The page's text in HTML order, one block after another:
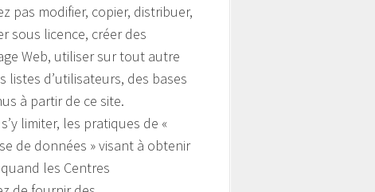
pas modifier, copier, distribuer,
sous licence, créer des
Web, utiliser sur tout autre
listes d’utilisateurs, des bases
à partir de ce site.
limiter, les pratiques de «
de données » visant à obtenir
les Centres